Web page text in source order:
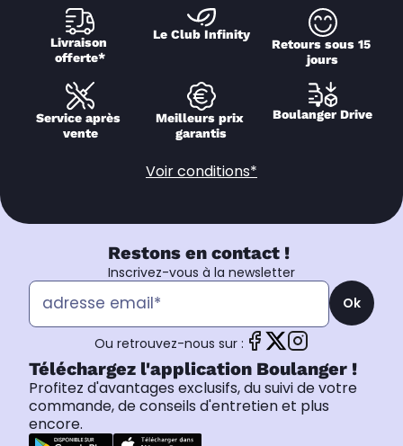
Livraison
offerte*
Le Club Infinity
Retours sous 15
jours
Service après
vente
Meilleurs prix
garantis
Boulanger Drive
Voir conditions*
Restons en contact !
Inscrivez-vous à la newsletter
Ok
Ou retrouvez-nous sur :
Téléchargez l'application Boulanger !
Profitez d'avantages exclusifs, du suivi de votre
commande, de conseils d'entretien et plus
encore.